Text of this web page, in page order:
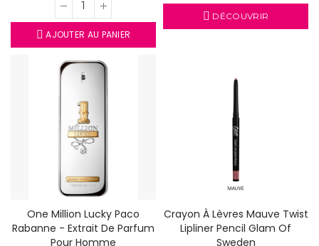
AJOUTER AU PANIER
DÉCOUVRIR
One Million Lucky Paco
Rabanne - Extrait De Parfum
Pour Homme
Crayon À Lèvres Mauve Twist
Lipliner Pencil Glam Of
Sweden